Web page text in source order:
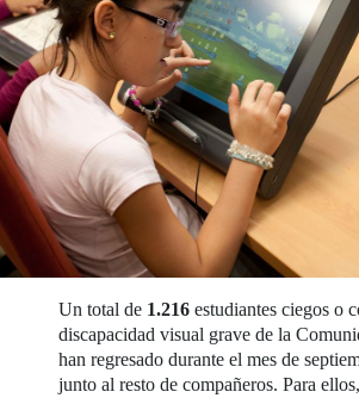
Un total de 1.216 estudiantes ciegos o
discapacidad visual grave de la
han regresado durante el mes de
junto al resto de compañeros. Para